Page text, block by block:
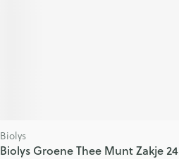
Biolys
Biolys Groene Thee Munt Zakje 24